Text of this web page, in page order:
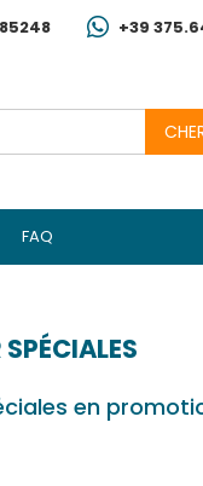
+39
FAQ
en